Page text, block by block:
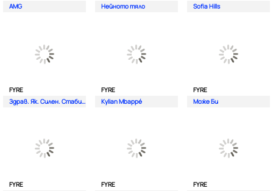
AMG
Нейното тяло
Sofia Hills
FYRE
Здрав. Як. Силен. Стабилен.
FYRE
Kylian Mbappé
FYRE
Може Би
FYRE
FYRE
FYRE